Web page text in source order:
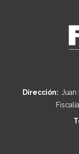
Dirección: Juan